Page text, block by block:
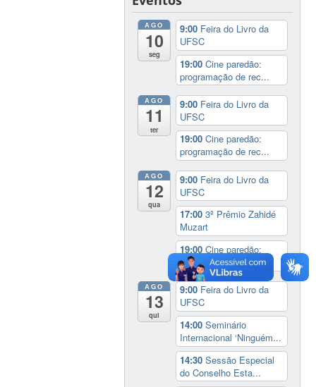
AGO
10
seg
9:00 Feira do Livro da
UFSC
19:00Cine paredão:
programação de rec...
AGO
11
ter
9:00 Feira do Livro da
UFSC
19:00Cine paredão:
programação de rec...
AGO
12
qua
9:00 Feira do Livro da
UFSC
17:003º Prêmio Zahidé
Muzart
19:00Cine paredão:
programação de rec...
AGO
13
qui
9:00 Feira do Livro da
UFSC
14:00Seminário
Internacional ‘Ninguém...
14:30Sessão Especial
do Conselho Esta...